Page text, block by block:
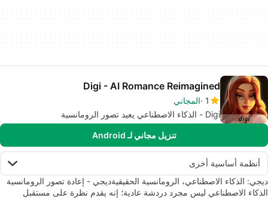
Digi - AI Romance Reimagined
1 المجاني
Digi - الذكاء الاصطناعي يعيد تصور الرومانسية
تنزيل مجاني لـ Android
أنظمة أساسية أخرى
ديجي: الذكاء الاصطناعي، الرومانسية الحقيقيةديجي - إعادة تصور الرومانسية
الذكاء الاصطناعي ليس مجرد دردشة عادية؛ إنه يقدم نظرة على مستقبل